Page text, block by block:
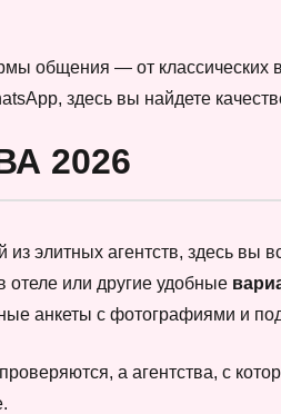
общения — от классических
здесь вы найдете
2026
элитных агентств, здесь вы
отеле или другие удобные
анкеты с фотографиями и
а агентства, с